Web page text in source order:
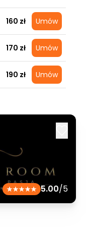
160 zł Umów
170 zł Umów
190 zł Umów
5.00/5